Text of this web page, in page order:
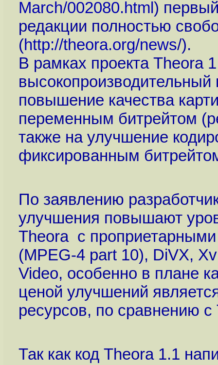
March/002080.html)
редакции полностью
(http://theora.org/news/).
В рамках проекта Theora
повышение качества
переменным битрейтом
также на улучшение
фиксированным
По заявлению
улучшения повышают
Theora c проприетарными
(MPEG-4 part 10), DiVX,
Video, особенно в плане
ценой улучшений
ресурсов, по сравнению с
Так как код Theora 1.1